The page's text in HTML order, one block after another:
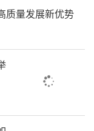
是对山东海
，清晰展示
布局。“琅
型、海洋元
电及光伏基
育的海洋新
量发展新优势